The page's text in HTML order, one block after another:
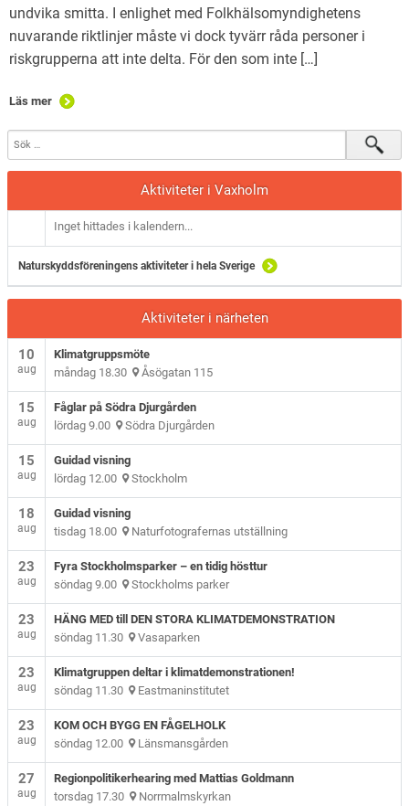
undvika smitta. I enlighet med Folkhälsomyndighetens
nuvarande riktlinjer måste vi dock tyvärr råda personer i
riskgrupperna att inte delta. För den som inte […]
Läs mer
Aktiviteter i Vaxholm
Inget hittades i kalendern...
Naturskyddsföreningens aktiviteter i hela Sverige
Aktiviteter i närheten
10
aug
Klimatgruppsmöte
måndag 18.30 Åsögatan 115
15
aug
Fåglar på Södra Djurgården
lördag 9.00 Södra Djurgården
15
aug
Guidad visning
lördag 12.00 Stockholm
18
aug
Guidad visning
tisdag 18.00 Naturfotografernas utställning
23
aug
Fyra Stockholmsparker – en tidig hösttur
söndag 9.00 Stockholms parker
23
aug
HÄNG MED till DEN STORA KLIMATDEMONSTRATION
söndag 11.30 Vasaparken
23
aug
Klimatgruppen deltar i klimatdemonstrationen!
söndag 11.30 Eastmaninstitutet
23
aug
KOM OCH BYGG EN FÅGELHOLK
söndag 12.00 Länsmansgården
27
aug
Regionpolitikerhearing med Mattias Goldmann
torsdag 17.30 Norrmalmskyrkan